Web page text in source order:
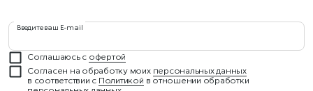
Введите ваш E-mail
Соглашаюсь с офертой
Согласен на обработку моих персональных данных
в соответствии с Политикой в отношении обработки